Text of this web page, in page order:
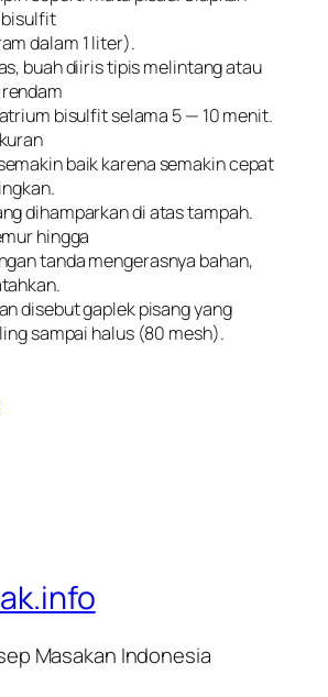
dalam 1 liter).
buah diiris tipis melintang atau
bisulfit selama 5 — 10 menit.
baik karena semakin cepat
dihamparkan di atas tampah.
hingga
tanda mengerasnya bahan,
disebut gaplek pisang yang
sampai halus (80 mesh).
Masakan Indonesia